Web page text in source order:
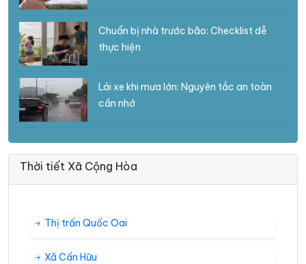
Chuẩn bị nhà trước bão: Checklist dễ
thực hiện
Lái xe khi mưa lớn: Nguyên tắc an toàn
cần nhớ
Thời tiết Xã Cộng Hòa
Thị trấn Quốc Oai
Xã Cấn Hữu